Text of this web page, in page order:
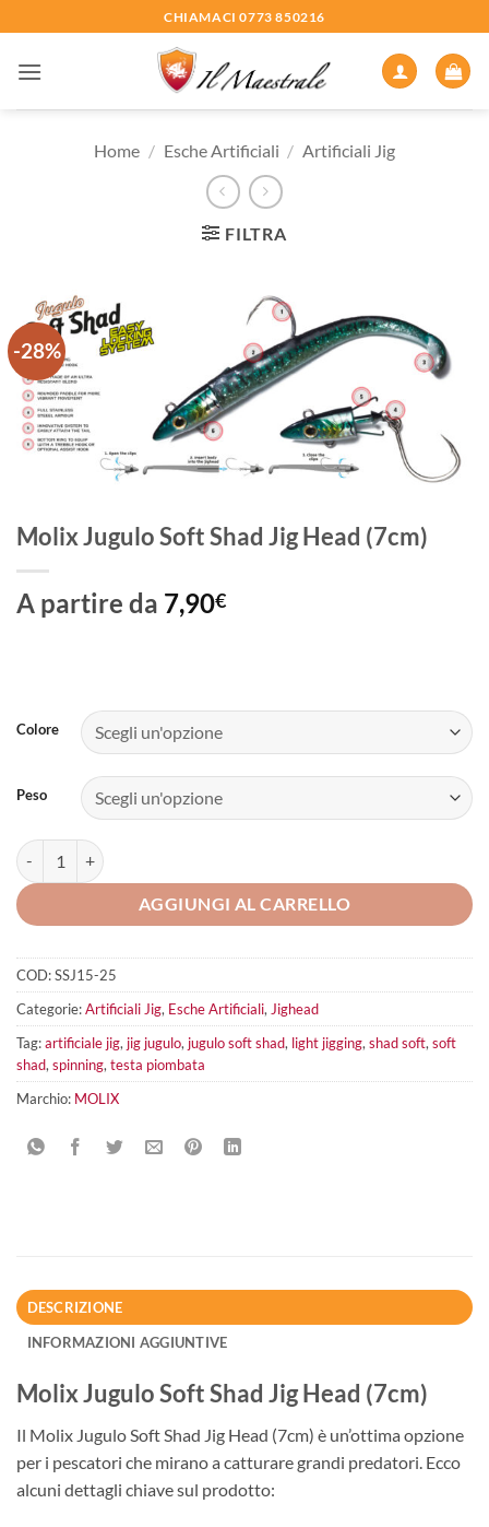
ai
contenuti
CHIAMACI 0773 850216
Home / Esche Artificiali / Artificiali Jig
FILTRA
-28%
Molix Jugulo Soft Shad Jig Head (7cm)
A partire da 7,90€
Colore
Peso
Molix Jugulo Soft Shad Jig Head (7cm) quantità
AGGIUNGI AL CARRELLO
COD:SSJ15-25
Categorie:Artificiali Jig, Esche Artificiali, Jighead
Tag:artificiale jig, jig jugulo, jugulo soft shad, light jigging, shad soft, soft
shad, spinning, testa piombata
Marchio: MOLIX
DESCRIZIONE
INFORMAZIONI AGGIUNTIVE
Molix Jugulo Soft Shad Jig Head (7cm)
Il Molix Jugulo Soft Shad Jig Head (7cm) è un’ottima opzione
per i pescatori che mirano a catturare grandi predatori. Ecco
alcuni dettagli chiave sul prodotto: